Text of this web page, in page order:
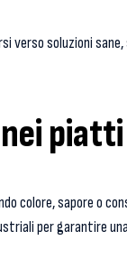
verso soluzioni sane,
colore, sapore o
per garantire